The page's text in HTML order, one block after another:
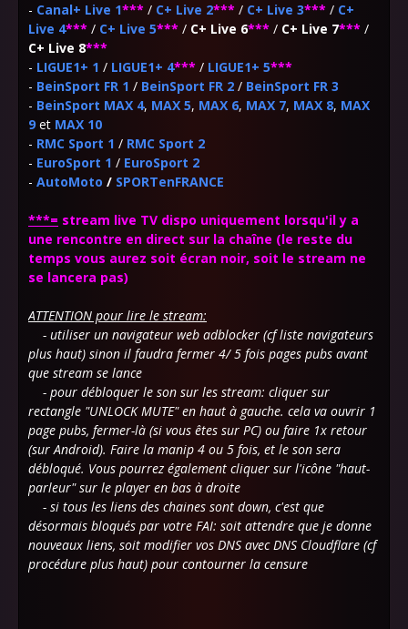
- Canal+ Live 1*** / C+ Live 2*** / C+ Live 3*** / C+
Live 4*** / C+ Live 5*** / C+ Live 6*** / C+ Live 7*** /
C+ Live 8***
- LIGUE1+ 1 / LIGUE1+ 4*** / LIGUE1+ 5***
- BeinSport FR 1 / BeinSport FR 2 / BeinSport FR 3
- BeinSport MAX 4, MAX 5, MAX 6, MAX 7, MAX 8, MAX
9 et MAX 10
- RMC Sport 1 / RMC Sport 2
- EuroSport 1 / EuroSport 2
- AutoMoto / SPORTenFRANCE
***= stream live TV dispo uniquement lorsqu'il y a
une rencontre en direct sur la chaîne (le reste du
temps vous aurez soit écran noir, soit le stream ne
se lancera pas)
ATTENTION pour lire le stream:
- utiliser un navigateur web adblocker (cf liste navigateurs
plus haut) sinon il faudra fermer 4/ 5 fois pages pubs avant
que stream se lance
- pour débloquer le son sur les stream: cliquer sur
rectangle "UNLOCK MUTE" en haut à gauche. cela va ouvrir 1
page pubs, fermer-là (si vous êtes sur PC) ou faire 1x retour
(sur Android). Faire la manip 4 ou 5 fois, et le son sera
débloqué. Vous pourrez également cliquer sur l'icône "haut-
parleur" sur le player en bas à droite
- si tous les liens des chaines sont down, c'est que
désormais bloqués par votre FAI: soit attendre que je donne
nouveaux liens, soit modifier vos DNS avec DNS Cloudflare (cf
procédure plus haut) pour contourner la censure